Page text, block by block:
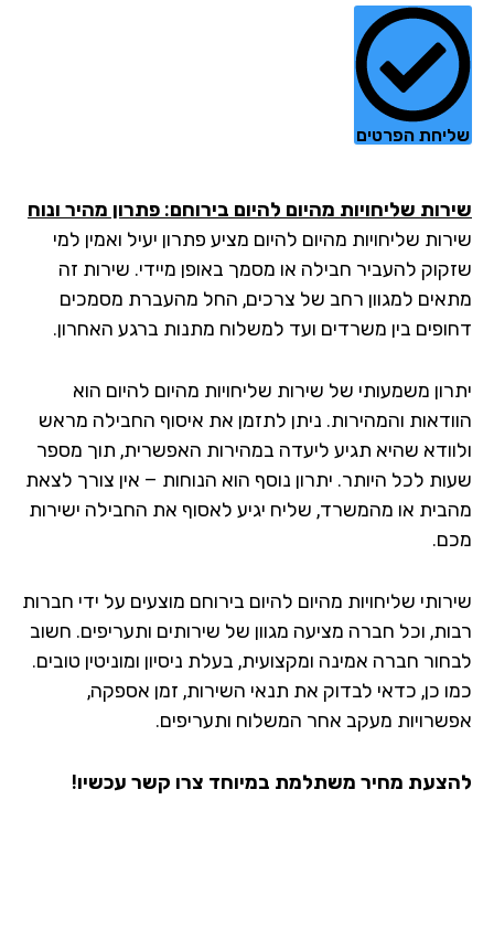
הפרטים
שליחויות מהיום להיום בירוחם: פתרון מהיר ונוח
שליחויות מהיום להיום מציע פתרון יעיל ואמין למי
להעביר חבילה או מסמך באופן מיידי. שירות זה
למגוון רחב של צרכים, החל מהעברת מסמכים
בין משרדים ועד למשלוח מתנות ברגע האחרון.
משמעותי של שירות שליחויות מהיום להיום הוא
והמהירות. ניתן לתזמן את איסוף החבילה מראש
שהיא תגיע ליעדה במהירות האפשרית, תוך מספר
לכל היותר. יתרון נוסף הוא הנוחות – אין צורך לצאת
או מהמשרד, שליח יגיע לאסוף את החבילה ישירות
שליחויות מהיום להיום בירוחם מוצעים על ידי חברות
וכל חברה מציעה מגוון של שירותים ותעריפים. חשוב
חברה אמינה ומקצועית, בעלת ניסיון ומוניטין טובים.
כן, כדאי לבדוק את תנאי השירות, זמן אספקה,
מעקב אחר המשלוח ותעריפים.
מחיר משתלמת במיוחד צרו קשר עכשיו!